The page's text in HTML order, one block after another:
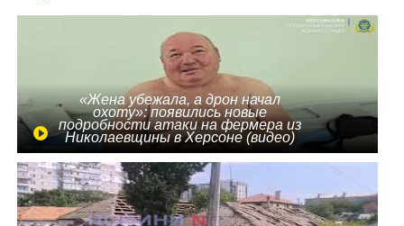
«Жена убежала, а дрон начал
охоту»: появились новые
подробности атаки на фермера из
Николаевщины в Херсоне (видео)